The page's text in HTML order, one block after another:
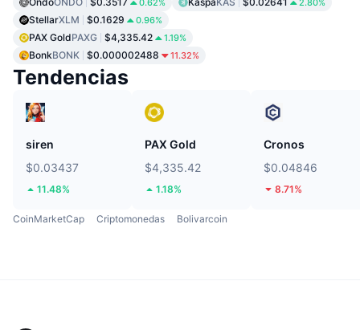
0.62% 2.80%
StellarXLM $0.1629 0.96%
PAX GoldPAXG $4,335.42 1.19%
BonkBONK $0.000002488 11.32%
Tendencias
siren
$0.03437
11.48%
PAX Gold
$4,335.42
1.18%
Cronos
$0.04846
8.71%
CoinMarketCap Criptomonedas Bolivarcoin